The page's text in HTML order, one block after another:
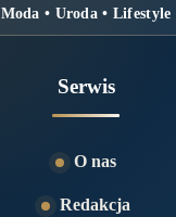
Moda • Uroda • Lifestyle
Serwis
O nas
Redakcja